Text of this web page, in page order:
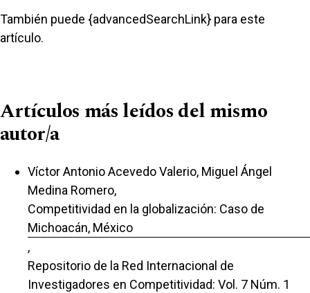
También puede {advancedSearchLink} para este
artículo.
Artículos más leídos del mismo
autor/a
Víctor Antonio Acevedo Valerio, Miguel Ángel
Medina Romero,
Competitividad en la globalización: Caso de
Michoacán, México
,
Repositorio de la Red Internacional de
Investigadores en Competitividad: Vol. 7 Núm. 1